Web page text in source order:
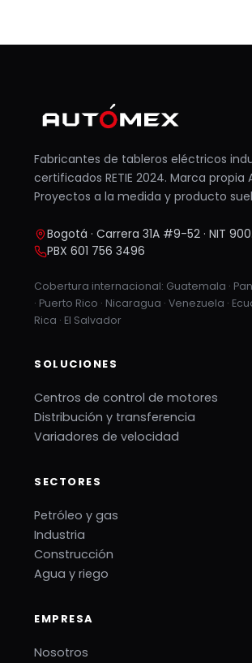
Fabricantes de tableros eléctricos
certificados RETIE 2024. Marca propia
Proyectos a la medida y producto
Bogotá · Carrera 31A #9-52 · NIT
PBX 601 756 3496
Cobertura internacional: Guatemala ·
· Puerto Rico · Nicaragua · Venezuela ·
Rica · El Salvador
SOLUCIONES
Centros de control de motores
Distribución y transferencia
Variadores de velocidad
SECTORES
Petróleo y gas
Industria
Construcción
Agua y riego
EMPRESA
Nosotros